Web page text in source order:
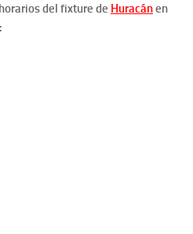
del fixture de Huracánen